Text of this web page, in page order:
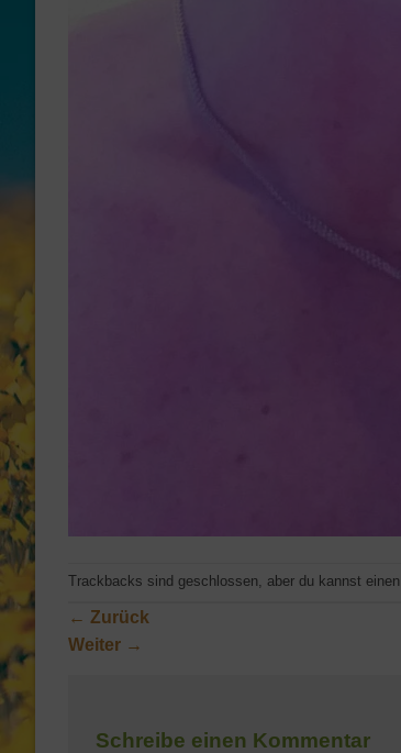
Trackbacks sind geschlossen, aber du kannst einen
← Zurück
Weiter →
Schreibe einen Kommentar